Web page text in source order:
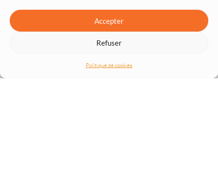
Accepter
Refuser
Politique de cookies
Règlement intérieur
Certification Qualiopi
Politique de confidentialité